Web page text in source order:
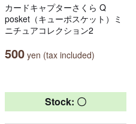
カードキャプターさくら Q
posket（キューポスケット）ミ
ニチュアコレクション2
500 yen (tax included)
Stock: 〇